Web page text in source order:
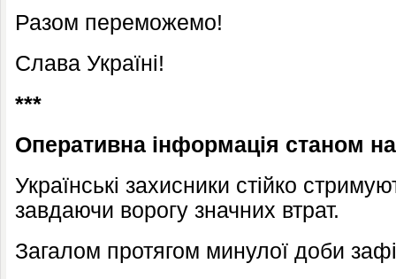
Разом переможемо!
Слава Україні!
***
Оперативна інформація станом
Українські захисники стійко
завдаючи ворогу значних втрат.
Загалом протягом минулої доби